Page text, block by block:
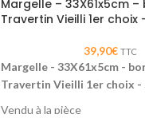
Margelle – 33X61x5cm
Travertin Vieilli 1er choix
39,90€ TTC
Margelle - 33X61x5cm -
Travertin Vieilli 1er choix -
Vendu à la pièce